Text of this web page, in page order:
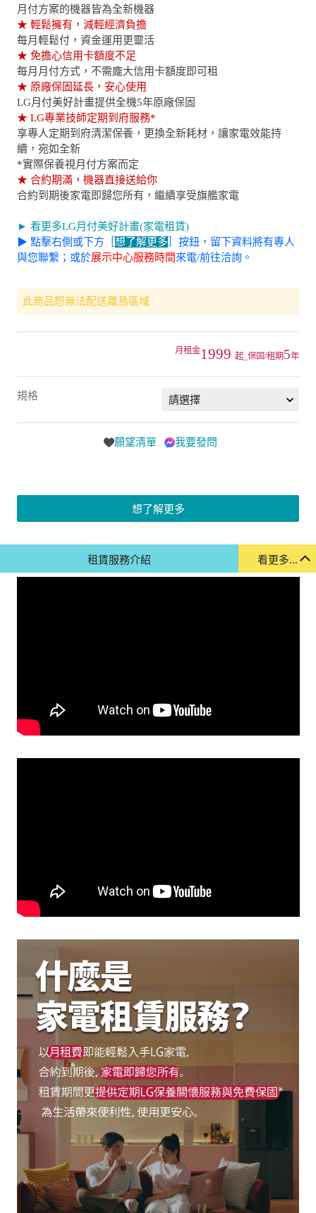
月付方案的機器皆為全新機器
★ 輕鬆擁有，減輕經濟負擔
每月輕鬆付，資金運用更靈活
★ 免擔心信用卡額度不足
每月月付方式，不需龐大信用卡額度即可租
★ 原廠保固延長，安心使用
LG月付美好計畫提供全機5年原廠保固
★ LG專業技師定期到府服務*
享專人定期到府清潔保養，更換全新耗材，讓家電效能持
續，宛如全新
*實際保養視月付方案而定
★ 合約期滿，機器直接送給你
合約到期後家電即歸您所有，繼續享受旗艦家電
► 看更多LG月付美好計畫(家電租賃)
▶ 點擊右側或下方［ 想了解更多 ］按鈕，留下資料將有專人
與您聯繫；或於展示中心服務時間來電/前往洽詢。
此商品恕無法配送離島區域
1999起_保固/租期5年
規格
願望清單 我要發問
想了解更多
看更多...
租賃服務介紹